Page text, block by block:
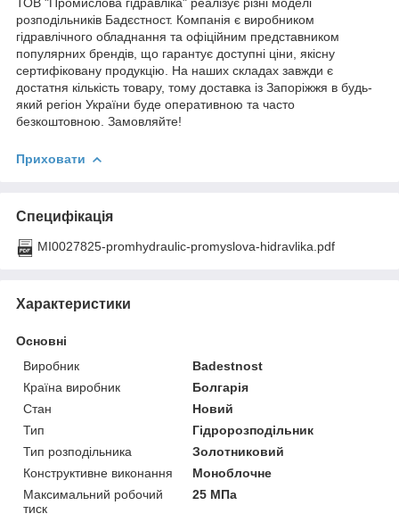
розподільників Бадєстност. Компанія є виробником
гідравлічного обладнання та офіційним представником
популярних брендів, що гарантує доступні ціни, якісну
сертифіковану продукцію. На наших складах завжди є
достатня кількість товару, тому доставка із Запоріжжя в будь-
який регіон України буде оперативною та часто
безкоштовною. Замовляйте!
Приховати
Специфікація
MI0027825-promhydraulic-promyslova-hidravlika.pdf
Характеристики
Основні
Виробник
Badestnost
Країна виробник
Болгарія
Стан
Новий
Тип
Гідророзподільник
Тип розподільника
Золотниковий
Конструктивне виконання
Моноблочне
Максимальний робочий
тиск
25 МПа